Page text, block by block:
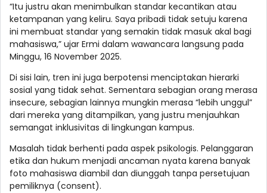
“Itu justru akan menimbulkan standar kecantikan atau
ketampanan yang keliru. Saya pribadi tidak setuju karena
ini membuat standar yang semakin tidak masuk akal bagi
mahasiswa,” ujar Ermi dalam wawancara langsung pada
Minggu, 16 November 2025.
Di sisi lain, tren ini juga berpotensi menciptakan hierarki
sosial yang tidak sehat. Sementara sebagian orang merasa
insecure, sebagian lainnya mungkin merasa “lebih unggul”
dari mereka yang ditampilkan, yang justru menjauhkan
semangat inklusivitas di lingkungan kampus.
Masalah tidak berhenti pada aspek psikologis. Pelanggaran
etika dan hukum menjadi ancaman nyata karena banyak
foto mahasiswa diambil dan diunggah tanpa persetujuan
pemiliknya (consent).